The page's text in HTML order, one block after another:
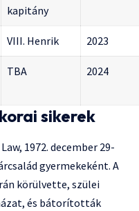
kapitány
VIII. Henrik 2023
TBA 2024
sikerek
1972. december 29-
gyermekeként. A
körülvette, szülei
és bátorították